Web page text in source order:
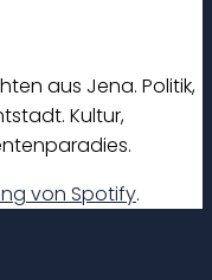
aus Jena. Politik,
Kultur,
von Spotify.